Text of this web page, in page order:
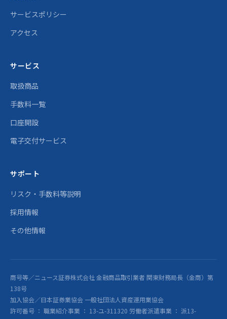
サービスポリシー
アクセス
サービス
取扱商品
手数料一覧
口座開設
電子交付サービス
サポート
リスク・手数料等説明
採用情報
その他情報
商号等／ニュース証券株式会社 金融商品取引業者 関東財務局長（金商）第
138号
加入協会／日本証券業協会 一般社団法人資産運用業協会
許可番号 ： 職業紹介事業 ： 13-ユ-311320 労働者派遣事業 ： 派13-